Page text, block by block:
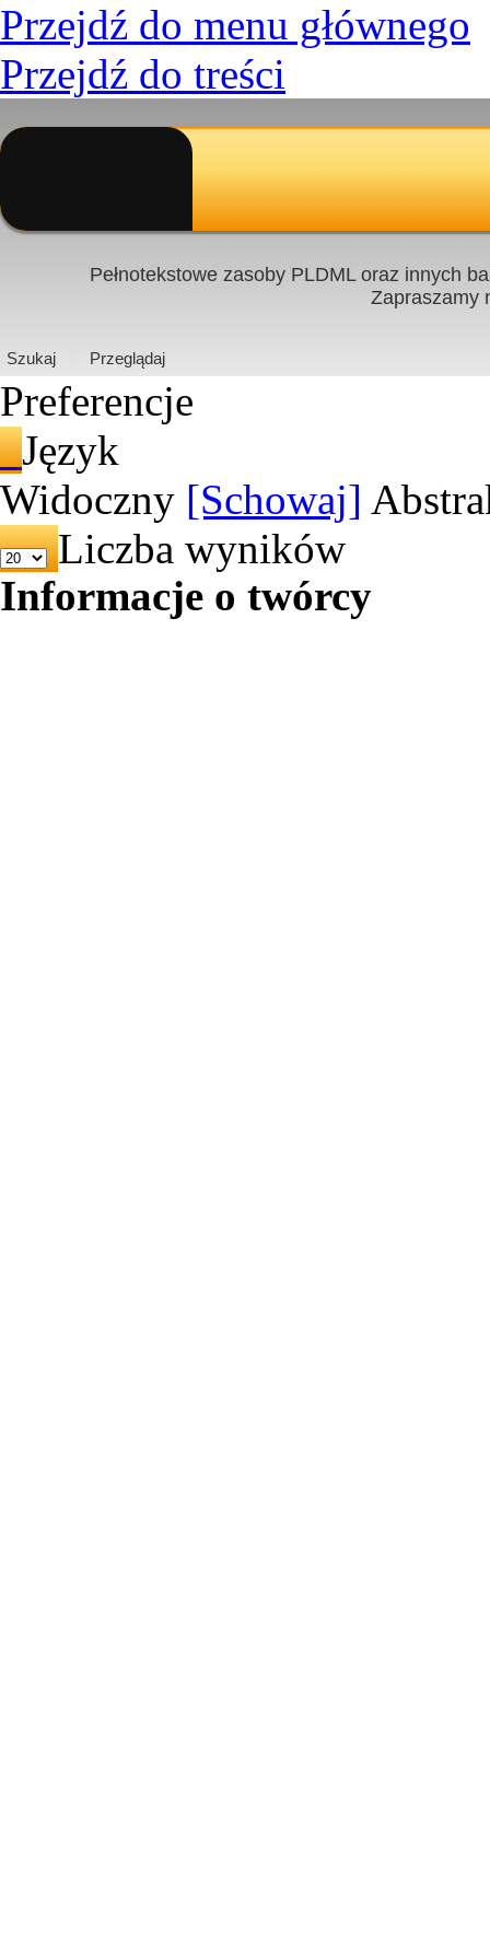
Przejdź do menu głównego
Przejdź do treści
Pełnotekstowe zasoby PLDML oraz innych
Zapraszamy
Szukaj Przeglądaj
Preferencje
Język
Widoczny [Schowaj]
Liczba wyników
Informacje o twórcy